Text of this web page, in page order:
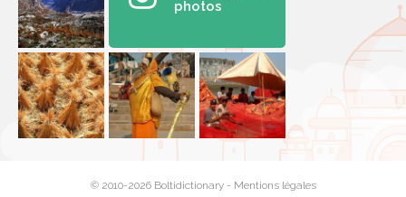
photos
© 2010-2026 Boltidictionary - Mentions légales